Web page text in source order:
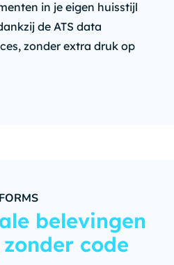
in je eigen huisstijl
de ATS data
zonder extra druk op
FORMS
belevingen
code